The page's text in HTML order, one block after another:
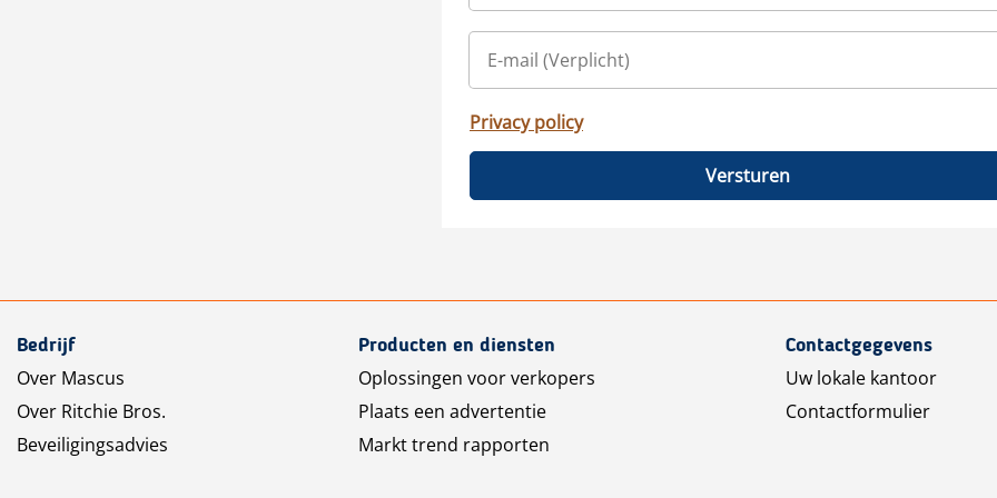
Privacy policy
Versturen
Bedrijf
Over Mascus
Over Ritchie Bros.
Beveiligingsadvies
Producten en diensten
Oplossingen voor verkopers
Plaats een advertentie
Markt trend rapporten
Contactgegevens
Uw lokale kantoor
Contactformulier